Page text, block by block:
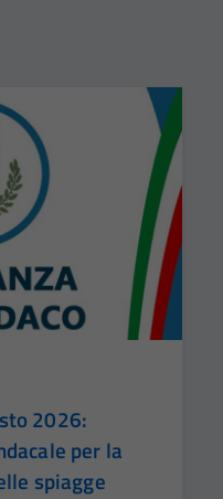
2026:
per la
spiagge